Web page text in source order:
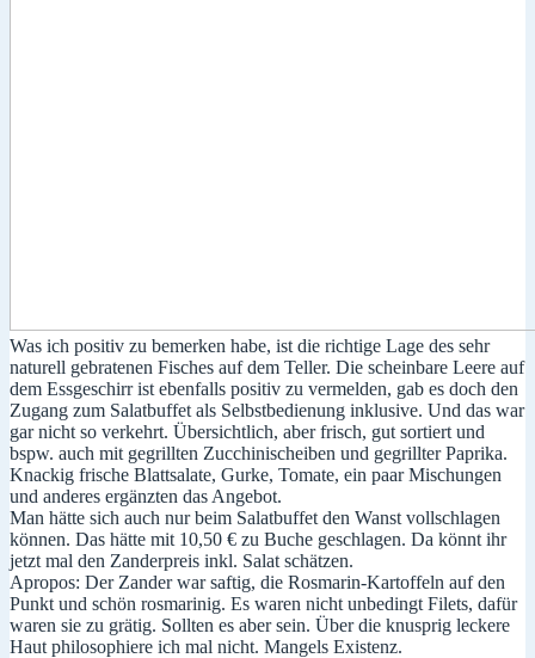
Was ich positiv zu bemerken habe, ist die richtige Lage des sehr
naturell gebratenen Fisches auf dem Teller. Die scheinbare Leere auf
dem Essgeschirr ist ebenfalls positiv zu vermelden, gab es doch den
Zugang zum Salatbuffet als Selbstbedienung inklusive. Und das war
gar nicht so verkehrt. Übersichtlich, aber frisch, gut sortiert und
bspw. auch mit gegrillten Zucchinischeiben und gegrillter Paprika.
Knackig frische Blattsalate, Gurke, Tomate, ein paar Mischungen
und anderes ergänzten das Angebot.
Man hätte sich auch nur beim Salatbuffet den Wanst vollschlagen
können. Das hätte mit 10,50 € zu Buche geschlagen. Da könnt ihr
jetzt mal den Zanderpreis inkl. Salat schätzen.
Apropos: Der Zander war saftig, die Rosmarin-Kartoffeln auf den
Punkt und schön rosmarinig. Es waren nicht unbedingt Filets, dafür
waren sie zu grätig. Sollten es aber sein. Über die knusprig leckere
Haut philosophiere ich mal nicht. Mangels Existenz.